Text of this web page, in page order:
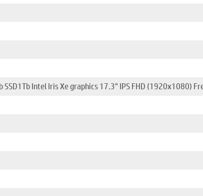
Intel Iris Xe graphics 17.3" IPS FHD (1920x1080)